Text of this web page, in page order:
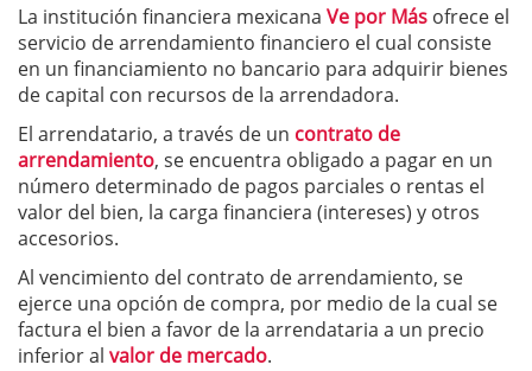
La institución financiera mexicana Ve por Más ofrece el
servicio de arrendamiento financiero el cual consiste
en un financiamiento no bancario para adquirir bienes
de capital con recursos de la arrendadora.
El arrendatario, a través de un contrato de
arrendamiento, se encuentra obligado a pagar en un
número determinado de pagos parciales o rentas el
valor del bien, la carga financiera (intereses) y otros
accesorios.
Al vencimiento del contrato de arrendamiento, se
ejerce una opción de compra, por medio de la cual se
factura el bien a favor de la arrendataria a un precio
inferior al valor de mercado.